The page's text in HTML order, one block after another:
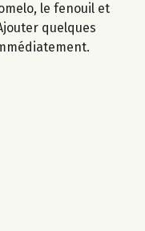
le fenouil et
quelques